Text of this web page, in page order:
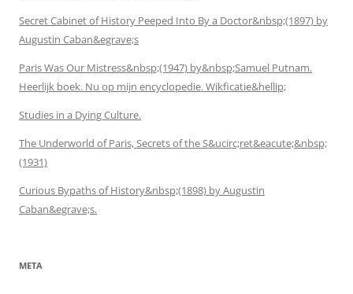
Secret Cabinet of History Peeped Into By a Doctor&nbsp;(1897) by
Augustin Caban&egrave;s
Paris Was Our Mistress&nbsp;(1947) by&nbsp;Samuel Putnam.
Heerlijk boek. Nu op mijn encyclopedie. Wikficatie&hellip;
Studies in a Dying Culture.
The Underworld of Paris, Secrets of the S&ucirc;ret&eacute;&nbsp;
(1931)
Curious Bypaths of History&nbsp;(1898) by Augustin
Caban&egrave;s.
META